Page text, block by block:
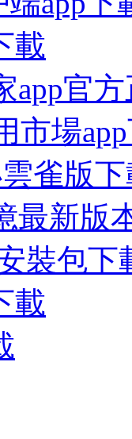
載
app官
市場
雲雀版
最新版
裝包下
載